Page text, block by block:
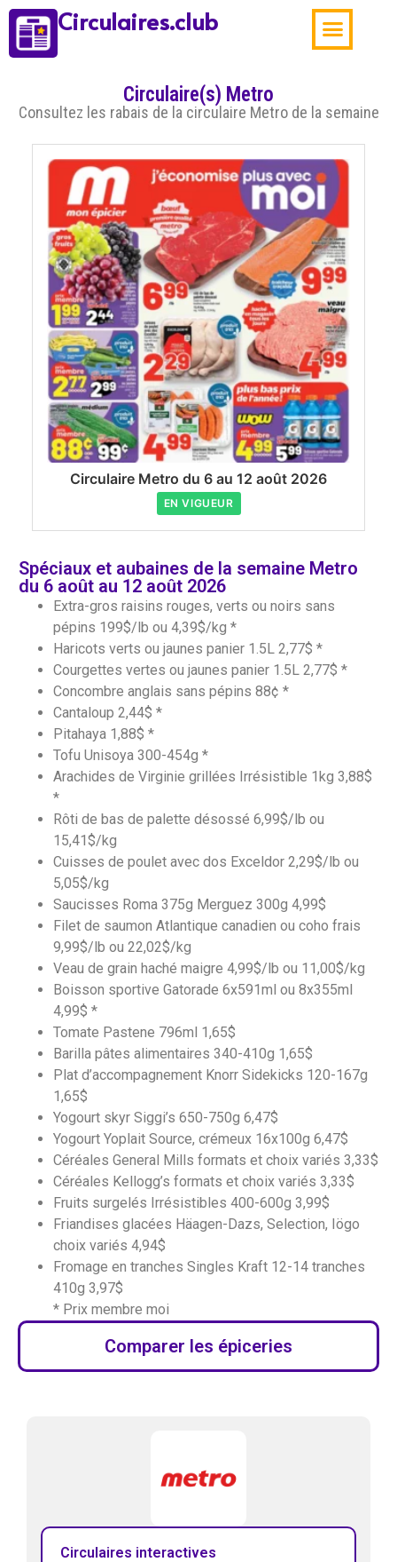
Circulaires.club
Circulaire(s) Metro
Consultez les rabais de la circulaire Metro de la semaine
Circulaire Metro du 6 au 12 août 2026
EN VIGUEUR
Spéciaux et aubaines de la semaine Metro
du 6 août au 12 août 2026
Extra-gros raisins rouges, verts ou noirs sans
pépins 199$/lb ou 4,39$/kg *
Haricots verts ou jaunes panier 1.5L 2,77$ *
Courgettes vertes ou jaunes panier 1.5L 2,77$ *
Concombre anglais sans pépins 88¢ *
Cantaloup 2,44$ *
Pitahaya 1,88$ *
Tofu Unisoya 300-454g *
Arachides de Virginie grillées Irrésistible 1kg 3,88$
*
Rôti de bas de palette désossé 6,99$/lb ou
15,41$/kg
Cuisses de poulet avec dos Exceldor 2,29$/lb ou
5,05$/kg
Saucisses Roma 375g Merguez 300g 4,99$
Filet de saumon Atlantique canadien ou coho frais
9,99$/lb ou 22,02$/kg
Veau de grain haché maigre 4,99$/lb ou 11,00$/kg
Boisson sportive Gatorade 6x591ml ou 8x355ml
4,99$ *
Tomate Pastene 796ml 1,65$
Barilla pâtes alimentaires 340-410g 1,65$
Plat d’accompagnement Knorr Sidekicks 120-167g
1,65$
Yogourt skyr Siggi’s 650-750g 6,47$
Yogourt Yoplait Source, crémeux 16x100g 6,47$
Céréales General Mills formats et choix variés 3,33$
Céréales Kellogg’s formats et choix variés 3,33$
Fruits surgelés Irrésistibles 400-600g 3,99$
Friandises glacées Häagen-Dazs, Selection, Iögo
choix variés 4,94$
Fromage en tranches Singles Kraft 12-14 tranches
410g 3,97$
* Prix membre moi
Comparer les épiceries
Circulaires interactives